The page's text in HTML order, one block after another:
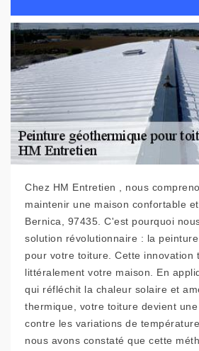
Chez HM Entretien , nous
maintenir une maison confortable
Bernica, 97435. C'est pourquoi
solution révolutionnaire : la
pour votre toiture. Cette innovation
littéralement votre maison. En
qui réfléchit la chaleur solaire et
thermique, votre toiture devient
contre les variations de
nous avons constaté que cette